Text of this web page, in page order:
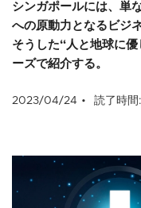
シンガポールには、単
への原動力となるビジ
そうした“人と地球に
ーズで紹介する。
2023/04/24 読了時間